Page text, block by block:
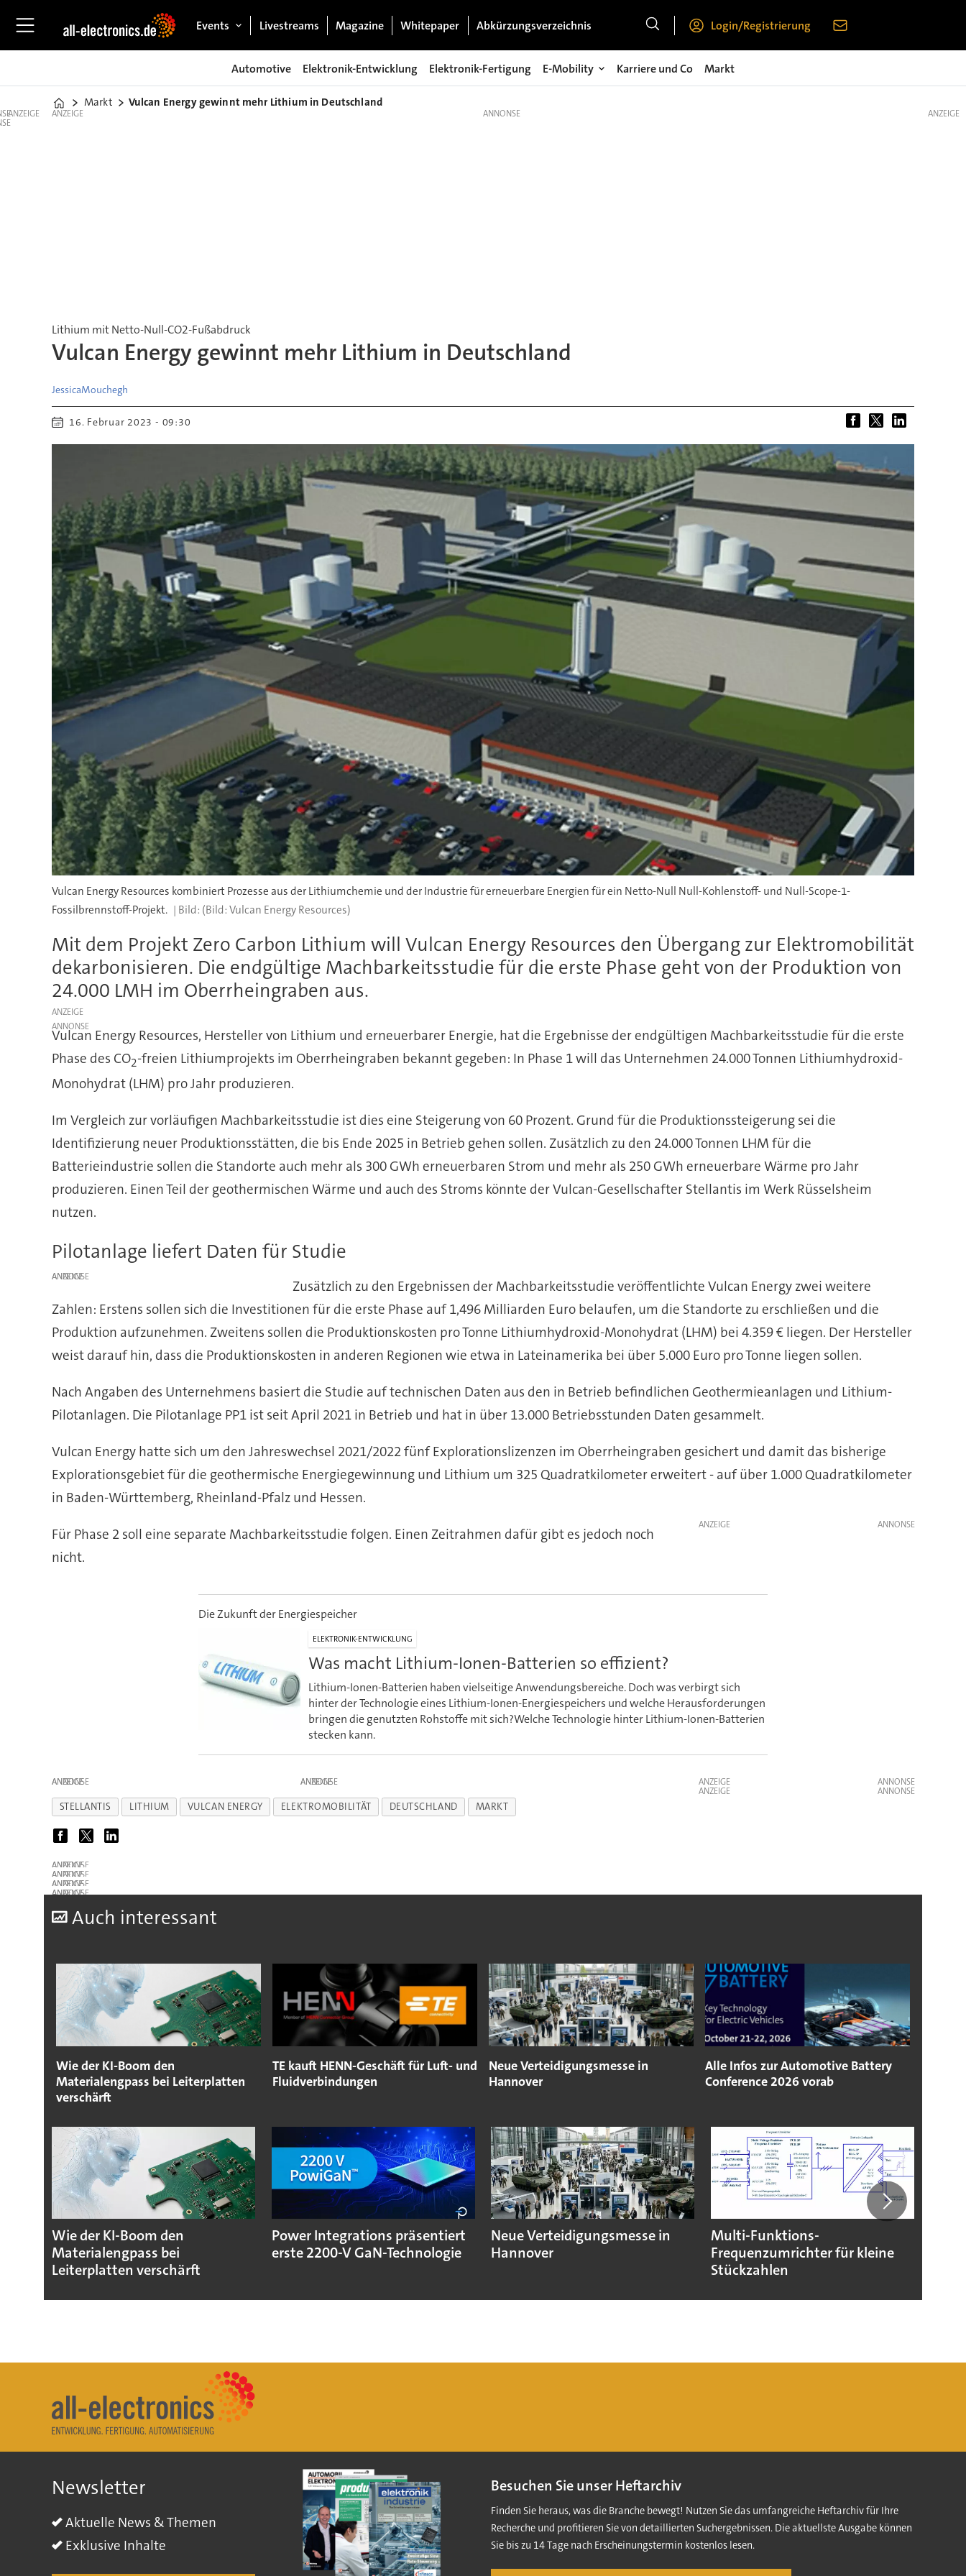
Events Livestreams Magazine Whitepaper Abkürzungsverzeichnis Login/Registrierung
Automotive Elektronik-Entwicklung Elektronik-Fertigung E-Mobility Karriere und Co Markt
Home
Markt Vulcan Energy gewinnt mehr Lithium in Deutschland
ANZEIGE ANZEIGE
Lithium mit Netto-Null-CO2-Fußabdruck
Vulcan Energy gewinnt mehr Lithium in Deutschland
JessicaMouchegh
16. Februar 2023 - 09:30
Vulcan Energy Resources kombiniert Prozesse aus der Lithiumchemie und der Industrie für erneuerbare Energien für ein Netto-Null Null-Kohlenstoff- und Null-Scope-1-
Fossilbrennstoff-Projekt.
(Bild: Vulcan Energy Resources)
Mit dem Projekt Zero Carbon Lithium will Vulcan Energy Resources den Übergang zur Elektromobilität
dekarbonisieren. Die endgültige Machbarkeitsstudie für die erste Phase geht von der Produktion von
24.000 LMH im Oberrheingraben aus.
ANZEIGE
Vulcan Energy Resources, Hersteller von Lithium und erneuerbarer Energie, hat die Ergebnisse der endgültigen Machbarkeitsstudie für die erste
Phase des CO2-freien Lithiumprojekts im Oberrheingraben bekannt gegeben: In Phase 1 will das Unternehmen 24.000 Tonnen Lithiumhydroxid-
Monohydrat (LHM) pro Jahr produzieren.
Im Vergleich zur vorläufigen Machbarkeitsstudie ist dies eine Steigerung von 60 Prozent. Grund für die Produktionssteigerung sei die
Identifizierung neuer Produktionsstätten, die bis Ende 2025 in Betrieb gehen sollen. Zusätzlich zu den 24.000 Tonnen LHM für die
Batterieindustrie sollen die Standorte auch mehr als 300 GWh erneuerbaren Strom und mehr als 250 GWh erneuerbare Wärme pro Jahr
produzieren. Einen Teil der geothermischen Wärme und auch des Stroms könnte der Vulcan-Gesellschafter Stellantis im Werk Rüsselsheim
nutzen.
Pilotanlage liefert Daten für Studie
ANZEIGE
Zusätzlich zu den Ergebnissen der Machbarkeitsstudie veröffentlichte Vulcan Energy zwei weitere
Zahlen: Erstens sollen sich die Investitionen für die erste Phase auf 1,496 Milliarden Euro belaufen, um die Standorte zu erschließen und die
Produktion aufzunehmen. Zweitens sollen die Produktionskosten pro Tonne Lithiumhydroxid-Monohydrat (LHM) bei 4.359 € liegen. Der Hersteller
weist darauf hin, dass die Produktionskosten in anderen Regionen wie etwa in Lateinamerika bei über 5.000 Euro pro Tonne liegen sollen.
Nach Angaben des Unternehmens basiert die Studie auf technischen Daten aus den in Betrieb befindlichen Geothermieanlagen und Lithium-
Pilotanlagen. Die Pilotanlage PP1 ist seit April 2021 in Betrieb und hat in über 13.000 Betriebsstunden Daten gesammelt.
Vulcan Energy hatte sich um den Jahreswechsel 2021/2022 fünf Explorationslizenzen im Oberrheingraben gesichert und damit das bisherige
Explorationsgebiet für die geothermische Energiegewinnung und Lithium um 325 Quadratkilometer erweitert - auf über 1.000 Quadratkilometer
in Baden-Württemberg, Rheinland-Pfalz und Hessen.
ANZEIGE
Für Phase 2 soll eine separate Machbarkeitsstudie folgen. Einen Zeitrahmen dafür gibt es jedoch noch
nicht.
Die Zukunft der Energiespeicher
ELEKTRONIK-ENTWICKLUNG
Was macht Lithium-Ionen-Batterien so effizient?
Lithium-Ionen-Batterien haben vielseitige Anwendungsbereiche. Doch was verbirgt sich
hinter der Technologie eines Lithium-Ionen-Energiespeichers und welche Herausforderungen
bringen die genutzten Rohstoffe mit sich?Welche Technologie hinter Lithium-Ionen-Batterien
stecken kann.
ANZEIGE ANZEIGE
ANZEIGE
ANZEIGE
STELLANTIS LITHIUM VULCAN ENERGY ELEKTROMOBILITÄT DEUTSCHLAND MARKT
ANZEIGE
ANZEIGE
ANZEIGE
ANZEIGE
Auch interessant
Wie der KI-Boom den
Materialengpass bei Leiterplatten
verschärft
TE kauft HENN-Geschäft für Luft- und
Fluidverbindungen
Neue Verteidigungsmesse in
Hannover
Alle Infos zur Automotive Battery
Conference 2026 vorab
Wie der KI-Boom den
Materialengpass bei
Leiterplatten verschärft
Power Integrations präsentiert
erste 2200-V GaN-Technologie
Neue Verteidigungsmesse in
Hannover
Multi-Funktions-
Frequenzumrichter für kleine
Stückzahlen
ANZEIGE
Newsletter
Aktuelle News & Themen
Exklusive Inhalte
Besuchen Sie unser Heftarchiv
Finden Sie heraus, was die Branche bewegt! Nutzen Sie das umfangreiche Heftarchiv für Ihre
Recherche und profitieren Sie von detaillierten Suchergebnissen. Die aktuellste Ausgabe können
Sie bis zu 14 Tage nach Erscheinungstermin kostenlos lesen.